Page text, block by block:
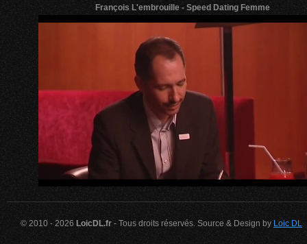
François L'embrouille - Speed Dating Femme
© 2010 - 2026 LoicDL.fr- Tous droits réservés. Source & Design byLoic DL